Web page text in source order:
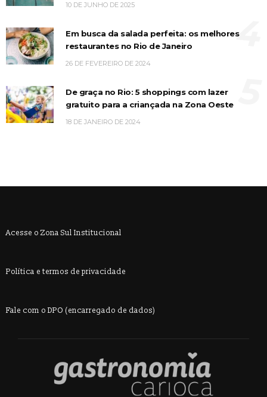
10 DE JUNHO DE 2025
Em busca da salada perfeita: os melhores
restaurantes no Rio de Janeiro
26 DE FEVEREIRO DE 2024
4
De graça no Rio: 5 shoppings com lazer
gratuito para a criançada na Zona Oeste
18 DE JANEIRO DE 2024
Acesse o Zona Sul Institucional
Política e termos de privacidade
Fale com o DPO (encarregado de dados)